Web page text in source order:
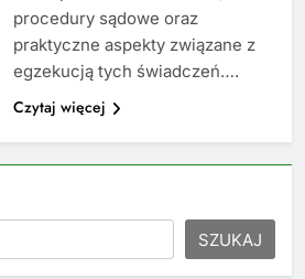
procedury sądowe oraz
praktyczne aspekty związane z
egzekucją tych świadczeń….
Czytaj więcej
SZUKAJ